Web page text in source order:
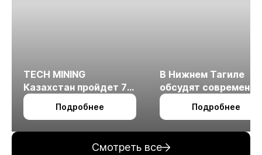
TECH MINING
Казахстан пройдет 7
октября в Алматы
Подробнее
В Нижнем Тагиле
обсудят
технологии
измельчения
Подробнее
Смотреть все